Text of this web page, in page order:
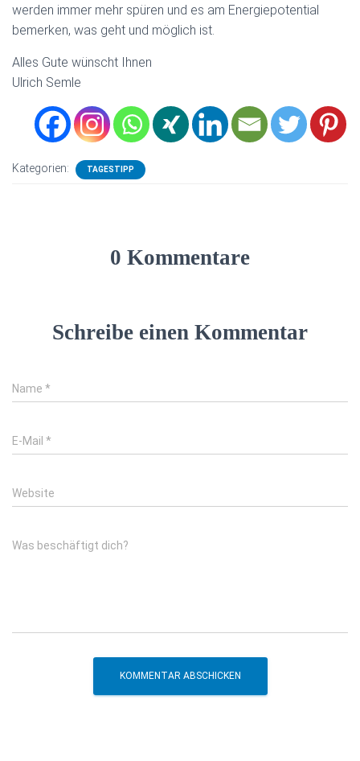
werden immer mehr spüren und es am Energiepotential
bemerken, was geht und möglich ist.
Alles Gute wünscht Ihnen
Ulrich Semle
Kategorien: TAGESTIPP
0 Kommentare
Schreibe einen Kommentar
Name *
E-Mail *
Website
Was beschäftigt dich?